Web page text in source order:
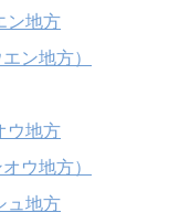
ン地方
ン地方）
ウ地方
ウ地方）
ュ地方